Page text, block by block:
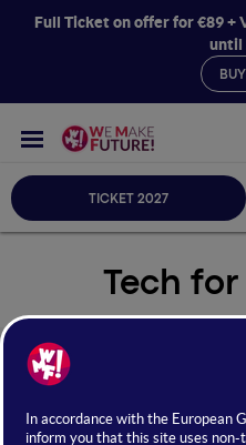
Full Ticket on offer for €89 +
until
TICKET 2027
Tech
Seleziona Sala